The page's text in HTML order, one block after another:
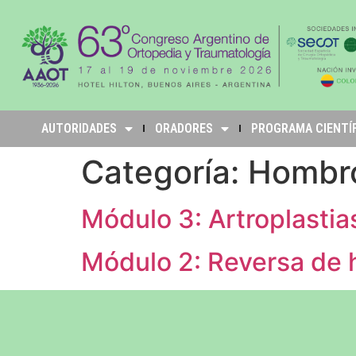
AUTORIDADES ORADORES PROGRAMA
Categoría:
Módulo 3:
Módulo 2: Reversa de